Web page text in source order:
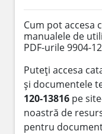
Cum pot accesa
manualele de
PDF-urile 9904-
Puteți accesa
și documentele
120-13816 pe
noastră de
pentru